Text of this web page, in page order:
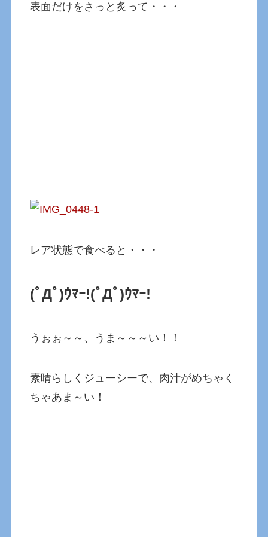
表面だけをさっと炙って・・・
レア状態で食べると・・・
(ﾟДﾟ)ｳﾏｰ!(ﾟДﾟ)ｳﾏｰ!
うぉぉ～～、うま～～～い！！
素晴らしくジューシーで、肉汁がめちゃく
ちゃあま～い！